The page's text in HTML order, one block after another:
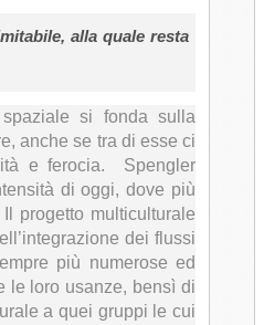
alla quale resta
si fonda sulla
anche se tra di esse ci
e ferocia. Spengler
di oggi, dove più
progetto multiculturale
dei flussi
più numerose ed
le loro usanze, bensì di
a quei gruppi le cui